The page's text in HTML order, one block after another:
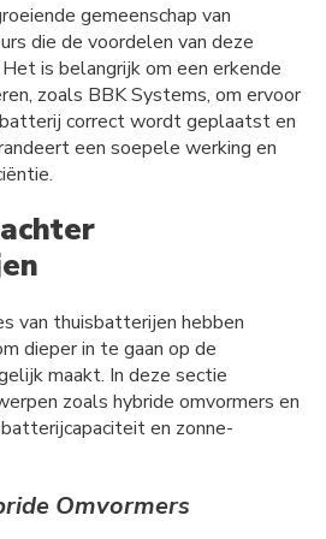
gemeenschap van
die de voordelen van deze
is belangrijk om een erkende
zoals BBK Systems, om ervoor
correct wordt geplaatst en
een soepele werking en
van thuisbatterijen hebben
dieper in te gaan op de
maakt. In deze sectie
zoals hybride omvormers en
en zonne-
Omvormers